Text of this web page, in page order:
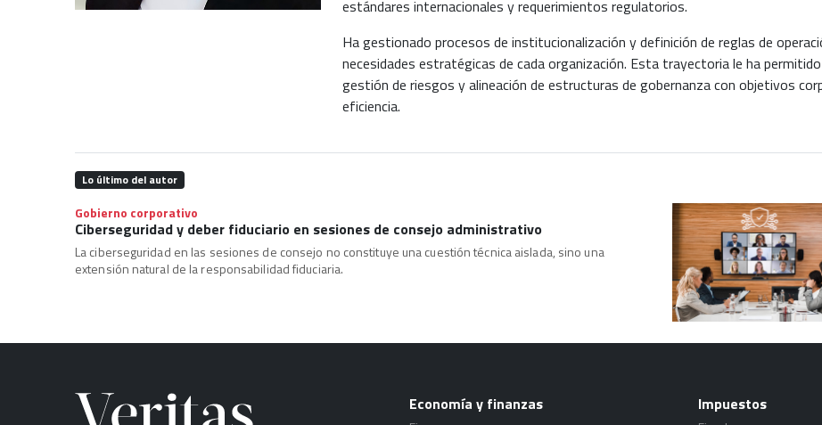
estándares internacionales y requerimientos regulatorios.
Ha gestionado procesos de institucionalización y definición de reglas de
necesidades estratégicas de cada organización. Esta trayectoria le ha
gestión de riesgos y alineación de estructuras de gobernanza con objetivos
eficiencia.
Lo último del autor
Gobierno corporativo
Ciberseguridad y deber fiduciario en sesiones de consejo administrativo
La ciberseguridad en las sesiones de consejo no constituye una cuestión técnica aislada, sino una
extensión natural de la responsabilidad fiduciaria.
Economía y finanzas Impuestos